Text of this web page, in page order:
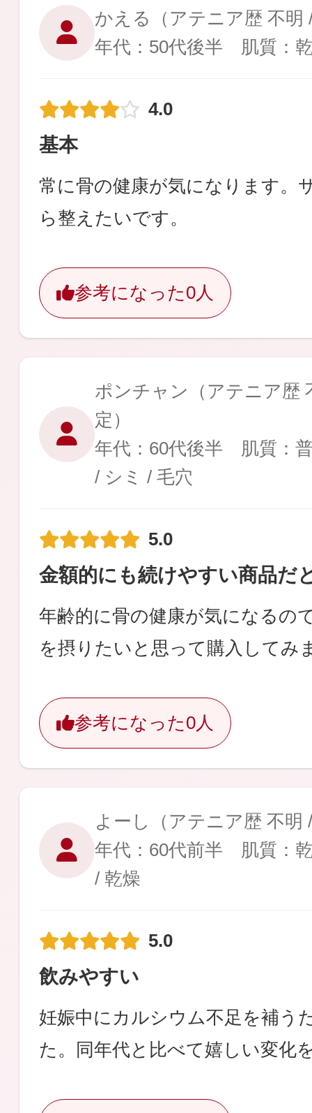
かえる
（アテニア歴 不
年代：50代後半 肌質：
4.0
基本
常に骨の健康が気になります。
ら整えたいです。
参考になった0人
ポンチャン （アテニア歴
定）
年代：60代後半 肌質：
/ シミ / 毛穴
5.0
金額的にも続けやすい商品だ
年齢的に骨の健康が気になるの
を摂りたいと思って購入してみ
参考になった0人
よーし
（アテニア歴 不
年代：60代前半 肌質：
/ 乾燥
5.0
飲みやすい
妊娠中にカルシウム不足を補う
た。同年代と比べて嬉しい変化